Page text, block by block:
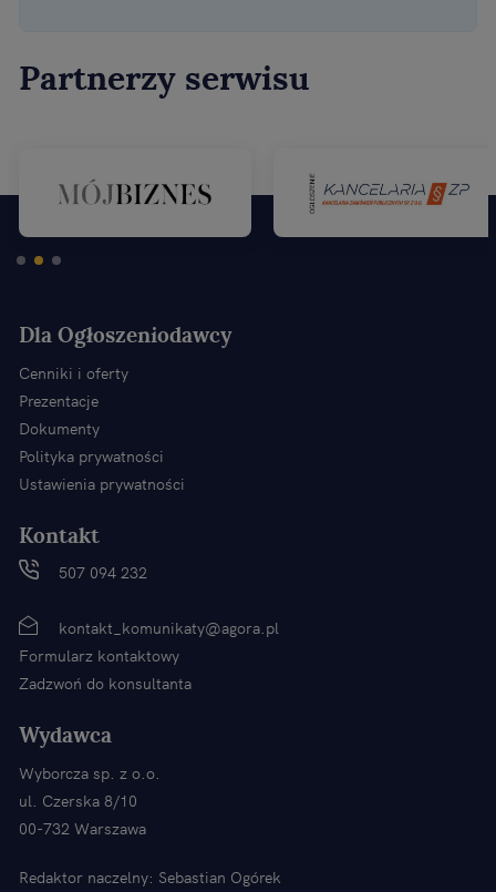
Partnerzy serwisu
Dla Ogłoszeniodawcy
Cenniki i oferty
Prezentacje
Dokumenty
Polityka prywatności
Ustawienia prywatności
Kontakt
507 094 232
kontakt_komunikaty@agora.pl
Formularz kontaktowy
Zadzwoń do konsultanta
Wydawca
Wyborcza sp. z o.o.
ul. Czerska 8/10
00-732 Warszawa
Redaktor naczelny: Sebastian Ogórek